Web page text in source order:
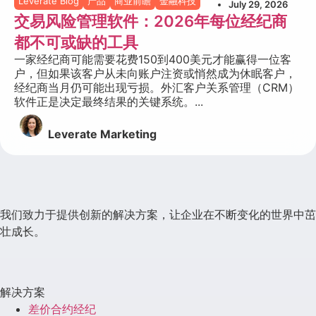
July 29, 2026
交易风险管理软件：2026年每位经纪商
都不可或缺的工具
一家经纪商可能需要花费150到400美元才能赢得一位客
户，但如果该客户从未向账户注资或悄然成为休眠客户，
经纪商当月仍可能出现亏损。外汇客户关系管理（CRM）
软件正是决定最终结果的关键系统。...
Leverate Marketing
我们致力于提供创新的解决方案，让企业在不断变化的世界中茁
壮成长。
解决方案
差价合约经纪